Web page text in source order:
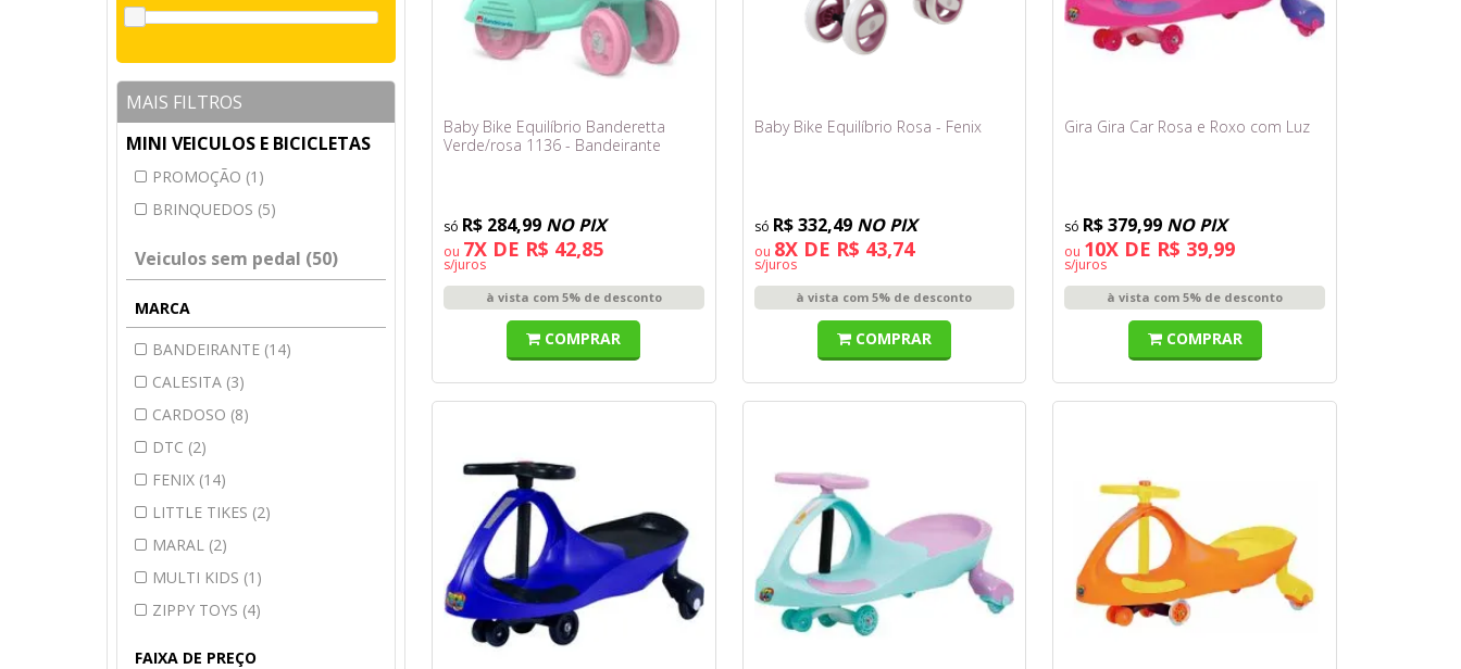
MAIS FILTROS
MINI VEICULOS E BICICLETAS
PROMOÇÃO (1)
BRINQUEDOS (5)
Veiculos sem pedal (50)
MARCA
BANDEIRANTE (14)
CALESITA (3)
CARDOSO (8)
DTC (2)
FENIX (14)
LITTLE TIKES (2)
MARAL (2)
MULTI KIDS (1)
ZIPPY TOYS (4)
FAIXA DE PREÇO
Baby Bike Equilíbrio Banderetta
Verde/rosa 1136 - Bandeirante
R$ 284,99 NO PIX
ou 7X DE R$ 42,85
s/juros
à vista com 5% de desconto
COMPRAR
Baby Bike Equilíbrio Rosa - Fenix
R$ 332,49 NO PIX
ou 8X DE R$ 43,74
s/juros
à vista com 5% de desconto
COMPRAR
Gira Gira Car Rosa e Roxo com Luz
R$ 379,99 NO PIX
ou 10X DE R$ 39,99
s/juros
à vista com 5% de desconto
COMPRAR